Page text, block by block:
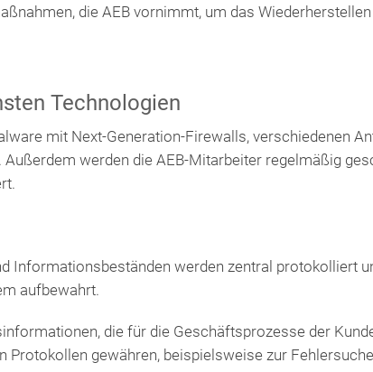
die AEB vornimmt, um das Wiederherstellen
Technologien
mit Next-Generation-Firewalls, verschiedenen
werden die AEB-Mitarbeiter regelmäßig
Informationsbeständen werden zentral protokolliert
aufbewahrt.
die für die Geschäftsprozesse der
Protokollen gewähren, beispielsweise zur